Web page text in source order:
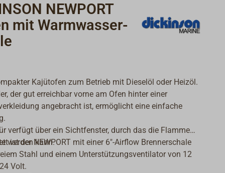
NEWPORT
mit Warmwasser-
Kajütofen zum Betrieb mit Dieselöl oder Heizöl.
der gut erreichbar vorne am Ofen hinter einer
angebracht ist, ermöglicht eine einfache
verfügt über ein Sichtfenster, durch das die Flamme
werden kann.
ist der NEWPORT mit einer 6"-Airflow Brennerschale
Stahl und einem Unterstützungsventilator von 12
Volt.